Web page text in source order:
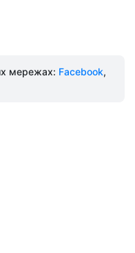
мережах: Facebook,